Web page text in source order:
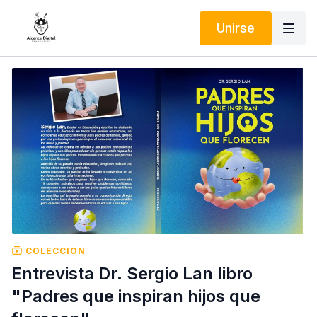
Unirse
COLECCIÓN
Entrevista Dr. Sergio Lan libro
"Padres que inspiran hijos que